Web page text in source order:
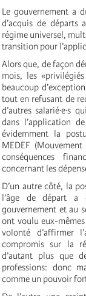
Le gouvernement a
d’acquis de départs
régime universel,
transition pour
Alors que, de façon
mois, les
beaucoup
tout en refusant de
d’autres salarié·e·s
dans l’application
évidemment la
MEDEF
conséquences
concernant les
D’un autre côté, la
l’âge de départ a
gouvernement et au
ont voulu eux-
volonté d’affirmer
compromis sur la
d’autant plus que
professions: donc
comme un pouvoir